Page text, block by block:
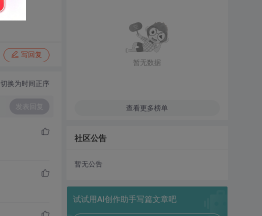
写回复
切换为时间正序
发表回复
暂无数据
查看更多榜单
社区公告
暂无公告
试试用AI创作助手写篇文章吧